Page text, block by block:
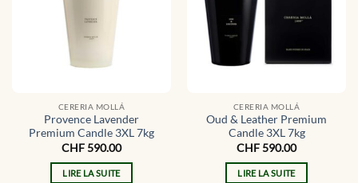
CERERIA MOLLÁ
Provence Lavender
Premium Candle 3XL 7kg
CHF590.00
LIRE LA SUITE
CERERIA MOLLÁ
Oud & Leather Premium
Candle 3XL 7kg
CHF590.00
LIRE LA SUITE